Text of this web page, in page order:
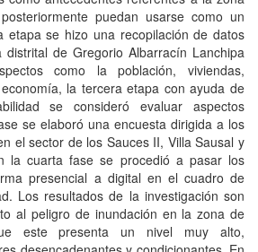
puedan usarse como un
etapa se hizo una recopilación de datos
de Gregorio Albarracín Lanchipa
como la población, viviendas,
la tercera etapa con ayuda de
se consideró evaluar aspectos
se elaboró una encuesta dirigida a los
el sector de los Sauces II, Villa Sausal y
la cuarta fase se procedió a pasar los
presencial a digital en el cuadro de
Los resultados de la investigación son
al peligro de inundación en la zona de
este presenta un nivel muy alto,